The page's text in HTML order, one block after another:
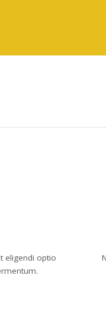
eligendi optio